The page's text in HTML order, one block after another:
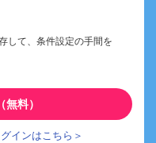
して、条件設定の手間を
料）
インはこちら＞